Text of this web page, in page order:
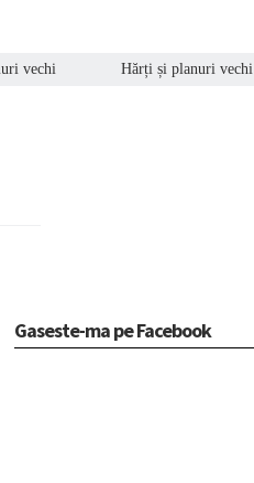
vechi Hărți și planuri vechi
Gaseste-ma pe Facebook